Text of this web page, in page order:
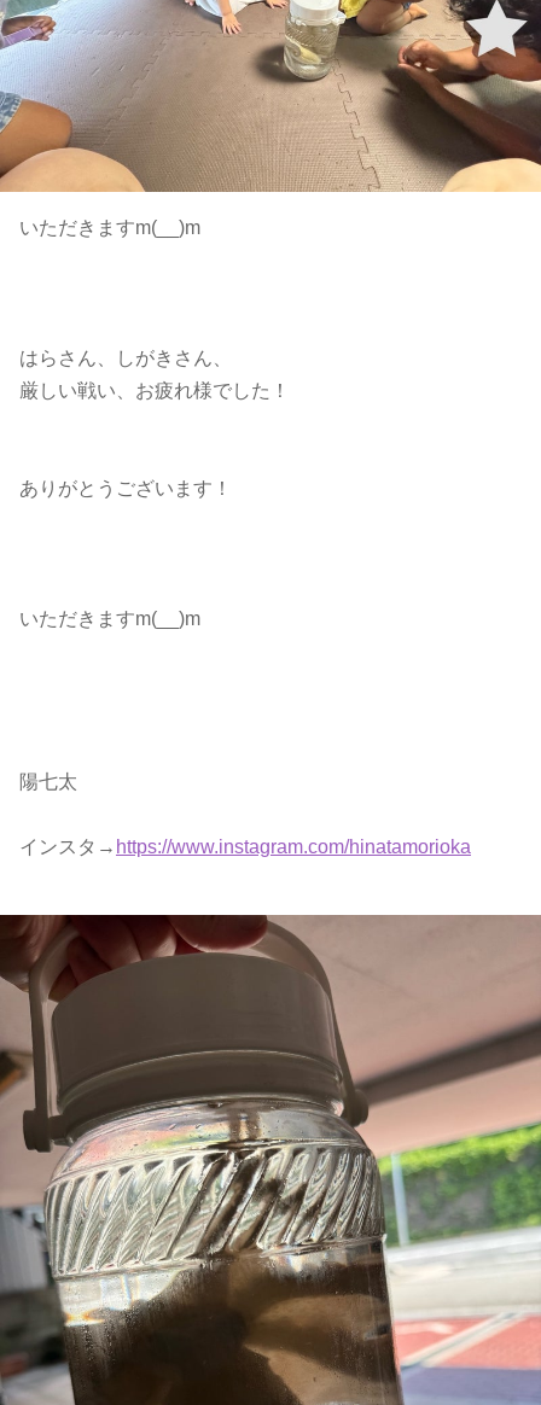
いただきますm(__)m
はらさん、しがきさん、
厳しい戦い、お疲れ様でした！
ありがとうございます！
いただきますm(__)m
陽七太
インスタ→ https://www.instagram.com/hinatamorioka